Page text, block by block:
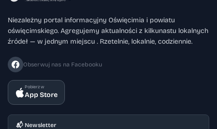
Niezależny portal informacyjny Oświęcimia i powiatu
oświęcimskiego. Agregujemy aktualności z kilkunastu lokalnych
źródeł — w jednym miejscu . Rzetelnie, lokalnie, codziennie.
Obserwuj nas na Facebooku
Pobierz w
App Store
📬 Newsletter